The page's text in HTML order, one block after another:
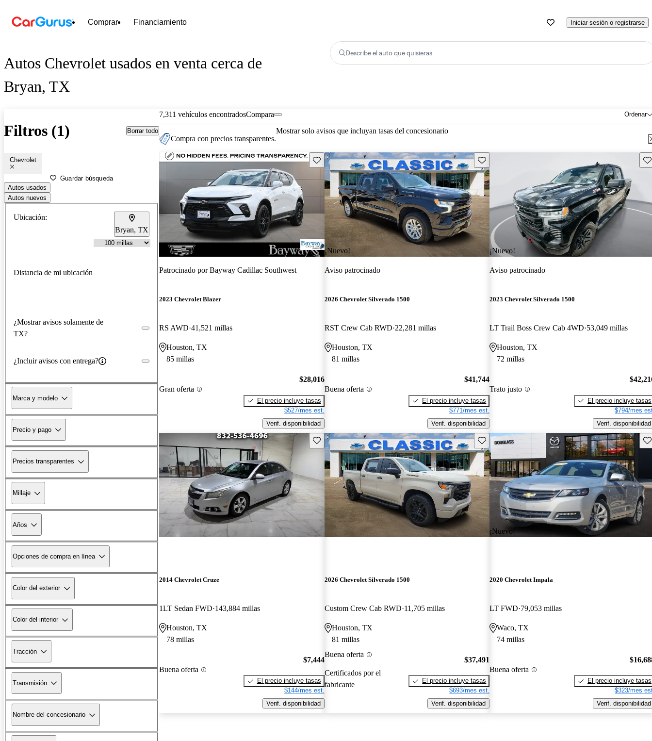
Comprar Financiamiento Iniciar sesión o registrarse
Autos Chevrolet usados en venta cerca de
Bryan, TX
Describe el auto que quisieras
Filtros (1) Borrar todo
Chevrolet
Guardar búsqueda
Autos usados
Autos nuevos
Ubicación:
Bryan, TX
Distancia de mi ubicación
¿Mostrar avisos solamente de
TX?
¿Incluir avisos con entrega?
Marca y modelo
Precio y pago
Precios transparentes
Millaje
Años
Opciones de compra en línea
Color del exterior
Color del interior
Tracción
Transmisión
Nombre del concesionario
7,311 vehículos encontrados Ordenar
Compara
Compra con precios transparentes.
Mostrar solo avisos que incluyan tasas del concesionario
Guarda este Aviso
Patrocinado porBayway Cadillac Southwest
2023 Chevrolet Blazer
RS AWD 41,521 millas
Houston, TX
85 millas
Gran oferta
$28,016
El precio incluye tasas
$527/mes est.
Verif. disponibilidad
¡Nuevo!
Guarda este Aviso
Aviso patrocinado
2026 Chevrolet Silverado 1500
RST Crew Cab RWD 22,281 millas
Houston, TX
81 millas
Buena oferta
$41,744
El precio incluye tasas
$771/mes est.
Verif. disponibilidad
¡Nuevo!
Aviso patrocinado
2023 Chevrolet Silverado 1500
LT Trail Boss Crew Cab 4WD 53,049 millas
Houston, TX
72 millas
Trato justo
El precio incluye tasas
$794/mes
Verif. disponibilidad
Guarda este Aviso
2014 Chevrolet Cruze
1LT Sedan FWD 143,884 millas
Houston, TX
78 millas
Buena oferta
$7,444
El precio incluye tasas
$144/mes est.
Verif. disponibilidad
Guarda este Aviso
2026 Chevrolet Silverado 1500
Custom Crew Cab RWD 11,705 millas
Houston, TX
81 millas
Buena oferta
Certificados por el
fabricante
$37,491
El precio incluye tasas
$693/mes est.
Verif. disponibilidad
¡Nuevo!
2020 Chevrolet Impala
LT FWD 79,053 millas
Waco, TX
74 millas
Buena oferta
El precio incluye tasas
$323/mes
Verif. disponibilidad